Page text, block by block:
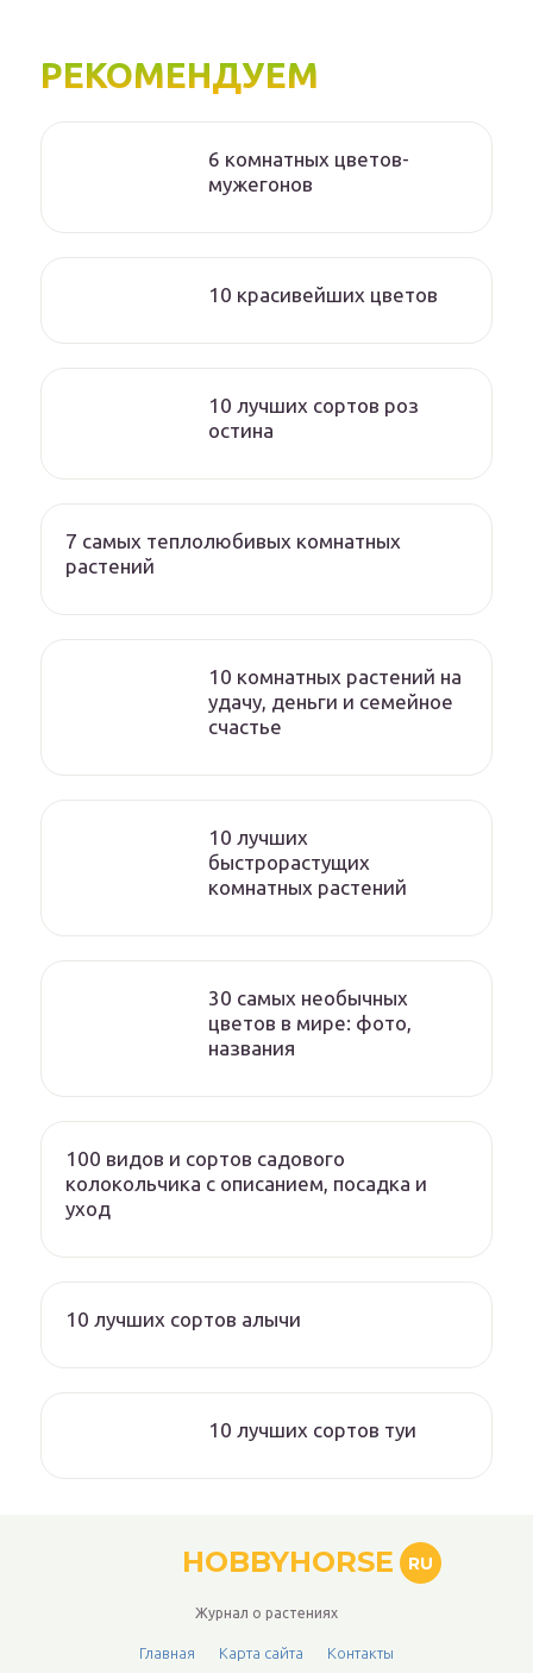
РЕКОМЕНДУЕМ
6 комнатных цветов-
мужегонов
10 красивейших цветов
10 лучших сортов роз
остина
7 самых теплолюбивых комнатных
растений
10 комнатных растений на
удачу, деньги и семейное
счастье
10 лучших
быстрорастущих
комнатных растений
30 самых необычных
цветов в мире: фото,
названия
100 видов и сортов садового
колокольчика с описанием, посадка и
уход
10 лучших сортов алычи
10 лучших сортов туи
HOBBYHORSE RU
Журнал о растениях
Главная Карта сайта Контакты